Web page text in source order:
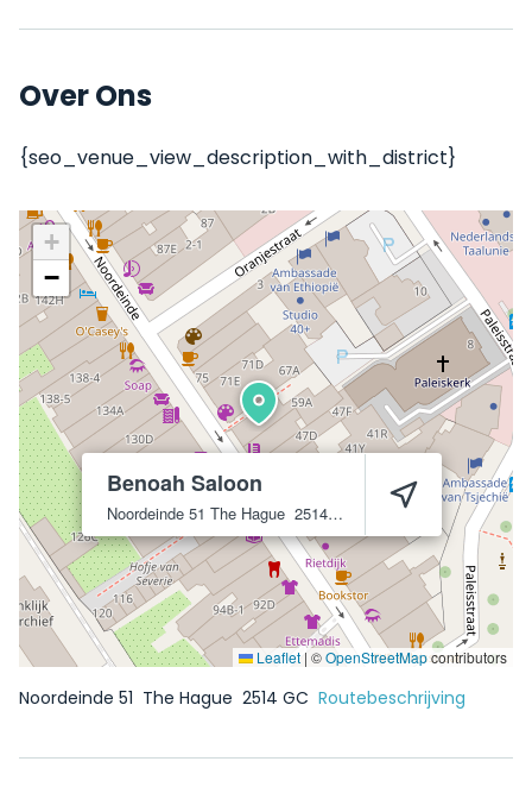
Over Ons
{seo_venue_view_description_with_district}
Benoah Saloon
Noordeinde 51 The Hague 2514 GC
+
−
Leaflet | ©OpenStreetMapcontributors
Noordeinde 51 The Hague 2514 GC Routebeschrijving